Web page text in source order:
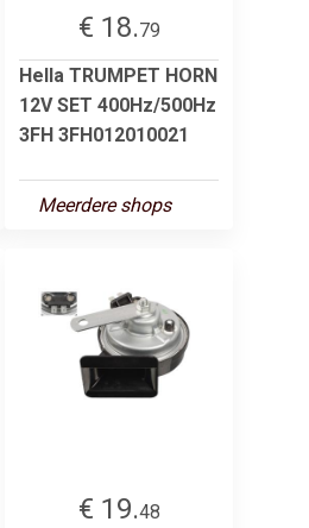
€ 18.79
Hella TRUMPET HORN
12V SET 400Hz/500Hz
3FH 3FH012010021
Meerdere shops
€ 19.48